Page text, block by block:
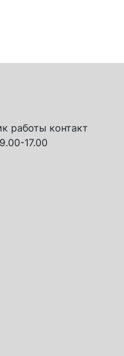
работы контакт
17.00